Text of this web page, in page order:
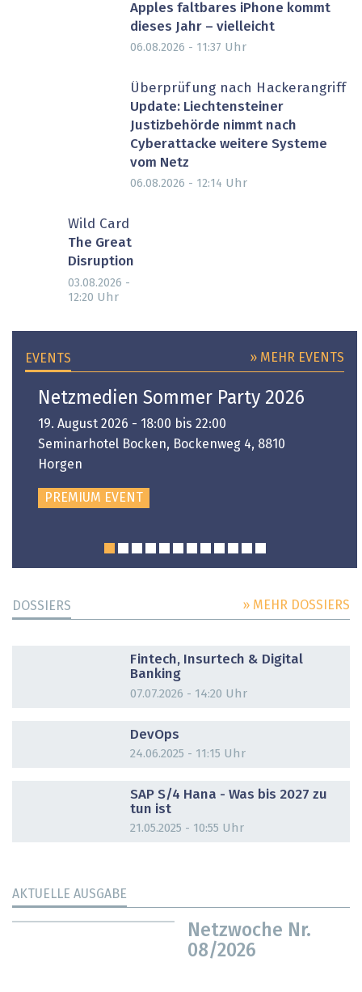
Apples faltbares iPhone kommt
dieses Jahr – vielleicht
06.08.2026 - 11:37 Uhr
Überprüfung nach Hackerangriff
Update: Liechtensteiner
Justizbehörde nimmt nach
Cyberattacke weitere Systeme
vom Netz
06.08.2026 - 12:14 Uhr
Wild Card
The Great
Disruption
03.08.2026 -
12:20 Uhr
EVENTS » MEHR EVENTS
Netzmedien Sommer Party 2026
19. August 2026 - 18:00 bis 22:00
Seminarhotel Bocken, Bockenweg 4, 8810
Horgen
PREMIUM EVENT
DOSSIERS » MEHR DOSSIERS
Fintech, Insurtech & Digital
Banking
07.07.2026 - 14:20 Uhr
DevOps
24.06.2025 - 11:15 Uhr
SAP S/4 Hana - Was bis 2027 zu
tun ist
21.05.2025 - 10:55 Uhr
AKTUELLE AUSGABE
Netzwoche Nr.
08/2026